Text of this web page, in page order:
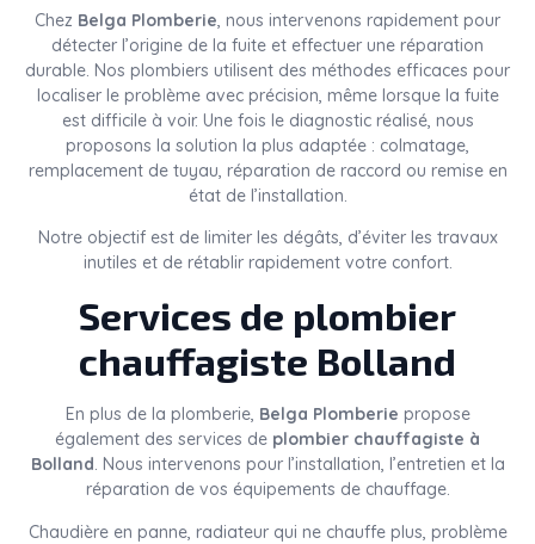
Chez Belga Plomberie, nous intervenons rapidement pour
détecter l’origine de la fuite et effectuer une réparation
durable. Nos plombiers utilisent des méthodes efficaces pour
localiser le problème avec précision, même lorsque la fuite
est difficile à voir. Une fois le diagnostic réalisé, nous
proposons la solution la plus adaptée : colmatage,
remplacement de tuyau, réparation de raccord ou remise en
état de l’installation.
Notre objectif est de limiter les dégâts, d’éviter les travaux
inutiles et de rétablir rapidement votre confort.
Services de plombier
chauffagiste Bolland
En plus de la plomberie, Belga Plomberie propose
également des services de plombier chauffagiste à
Bolland. Nous intervenons pour l’installation, l’entretien et la
réparation de vos équipements de chauffage.
Chaudière en panne, radiateur qui ne chauffe plus, problème